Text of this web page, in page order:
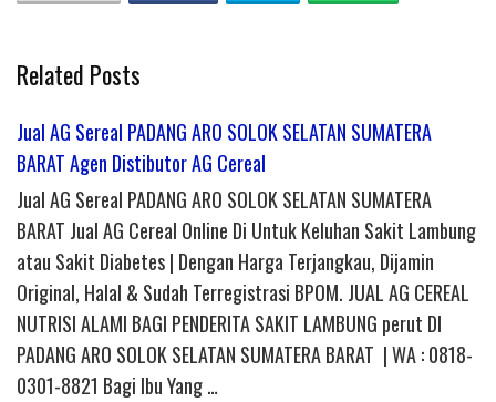
Related Posts
Jual AG Sereal PADANG ARO SOLOK SELATAN SUMATERA
BARAT Agen Distibutor AG Cereal
Jual AG Sereal PADANG ARO SOLOK SELATAN SUMATERA
BARAT Jual AG Cereal Online Di Untuk Keluhan Sakit Lambung
atau Sakit Diabetes | Dengan Harga Terjangkau, Dijamin
Original, Halal & Sudah Terregistrasi BPOM. JUAL AG CEREAL
NUTRISI ALAMI BAGI PENDERITA SAKIT LAMBUNG perut DI
PADANG ARO SOLOK SELATAN SUMATERA BARAT | WA : 0818-
0301-8821 Bagi Ibu Yang …